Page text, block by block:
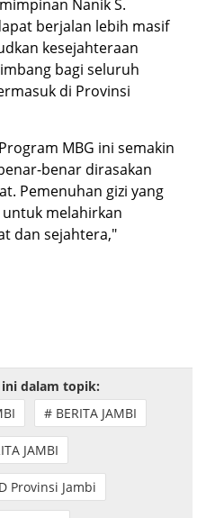
Nanik S.
berjalan lebih masif
kesejahteraan
bagi seluruh
di Provinsi
MBG ini semakin
benar dirasakan
Pemenuhan gizi yang
melahirkan
dan sejahtera,"
dalam topik:
# BERITA JAMBI
JAMBI
Provinsi Jambi